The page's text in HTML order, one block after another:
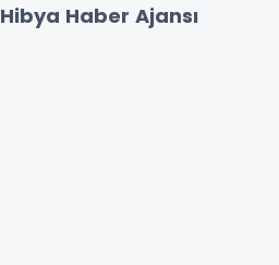
Hibya Haber Ajansı